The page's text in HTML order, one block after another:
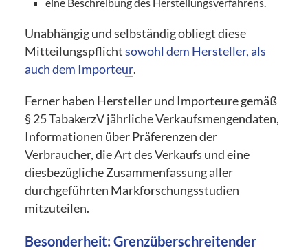
Unabhängig und selbständig obliegt diese
Mitteilungspflichtsowohl dem Hersteller, als
auch dem Importeur.
Ferner haben Hersteller und Importeure gemäß
§ 25 TabakerzV jährliche Verkaufsmengendaten,
Informationen über Präferenzen der
Verbraucher, die Art des Verkaufs und eine
diesbezügliche Zusammenfassung aller
durchgeführten Markforschungsstudien
mitzuteilen.
Besonderheit: Grenzüberschreitender